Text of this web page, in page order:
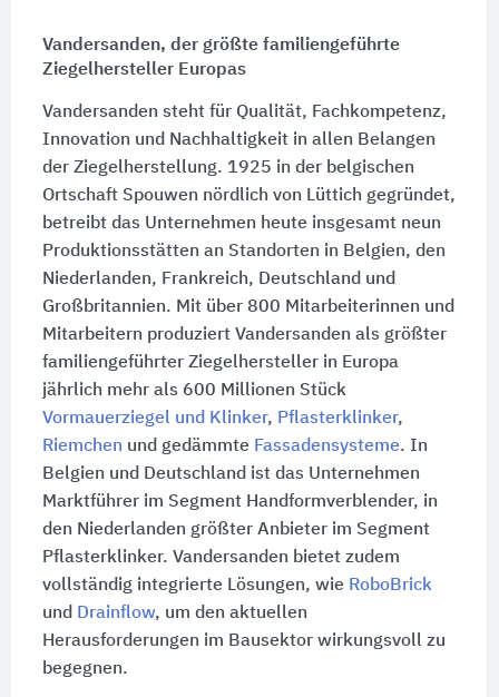
Vandersanden, der größte familiengeführte
Ziegelhersteller Europas
Vandersanden steht für Qualität, Fachkompetenz,
Innovation und Nachhaltigkeit in allen Belangen
der Ziegelherstellung. 1925 in der belgischen
Ortschaft Spouwen nördlich von Lüttich gegründet,
betreibt das Unternehmen heute insgesamt neun
Produktionsstätten an Standorten in Belgien, den
Niederlanden, Frankreich, Deutschland und
Großbritannien. Mit über 800 Mitarbeiterinnen und
Mitarbeitern produziert Vandersanden als größter
familiengeführter Ziegelhersteller in Europa
jährlich mehr als 600 Millionen Stück
Vormauerziegel und Klinker, Pflasterklinker,
Riemchen und gedämmte Fassadensysteme. In
Belgien und Deutschland ist das Unternehmen
Marktführer im Segment Handformverblender, in
den Niederlanden größter Anbieter im Segment
Pflasterklinker. Vandersanden bietet zudem
vollständig integrierte Lösungen, wie RoboBrick
und Drainflow, um den aktuellen
Herausforderungen im Bausektor wirkungsvoll zu
begegnen.